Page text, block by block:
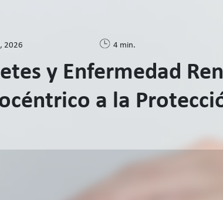
2026
4 min.
y Enfermedad
a la